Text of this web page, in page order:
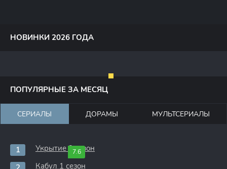
НОВИНКИ 2026 ГОДА
ПОПУЛЯРНЫЕ ЗА МЕСЯЦ
СЕРИАЛЫ ДОРАМЫ МУЛЬТСЕРИАЛЫ
7.6
Укрытие 3 сезон
Кабул 1 сезон